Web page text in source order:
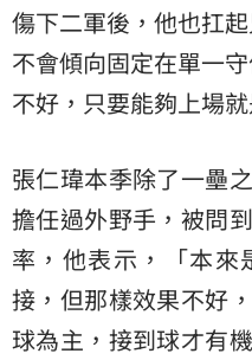
傷下二軍後，他也扛
不會傾向固定在單一
不好，只要能夠上場就
張仁瑋本季除了一壘
擔任過外野手，被問
率，他表示，「本來
接，但那樣效果不好
球為主，接到球才有